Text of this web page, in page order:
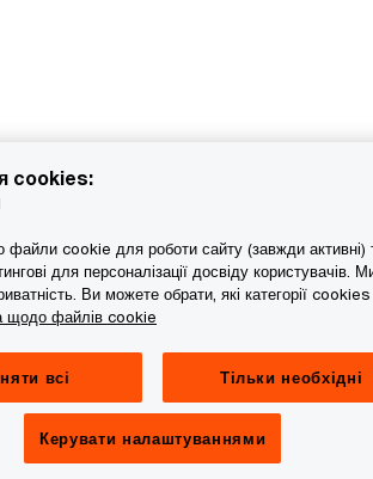
cookies:
файли cookie для роботи сайту (завжди активні)
для персоналізації досвіду користувачів.
Ви можете обрати, які категорії cookies
щодо файлів cookie
всі Тільки необхідні
Керувати налаштуваннями